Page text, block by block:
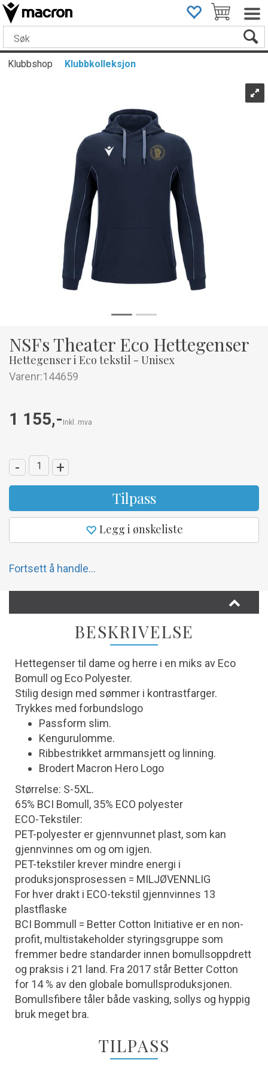
Klubbshop Klubbkolleksjon
NSFs Theater Eco Hettegenser
Hettegenser i Eco tekstil - Unisex
Varenr:144659
1 155,- Inkl. mva
- +
Tilpass
Legg i ønskeliste
Fortsett å handle...
BESKRIVELSE
Hettegenser til dame og herre i en miks av Eco
Bomull og Eco Polyester.
Stilig design med sømmer i kontrastfarger.
Trykkes med forbundslogo
Passform slim.
Kengurulomme.
Ribbestrikket armmansjett og linning.
Brodert Macron Hero Logo
Størrelse: S-5XL.
65% BCI Bomull, 35% ECO polyester
ECO-Tekstiler:
PET-polyester er gjennvunnet plast, som kan
gjennvinnes om og om igjen.
PET-tekstiler krever mindre energi i
produksjonsprosessen = MILJØVENNLIG
For hver drakt i ECO-tekstil gjennvinnes 13
plastflaske
BCI Bommull = Better Cotton Initiative er en non-
profit, multistakeholder styringsgruppe som
fremmer bedre standarder innen bomullsoppdrett
og praksis i 21 land. Fra 2017 står Better Cotton
for 14 % av den globale bomullsproduksjonen.
Bomullsfibere tåler både vasking, sollys og hyppig
bruk meget bra.
TILPASS